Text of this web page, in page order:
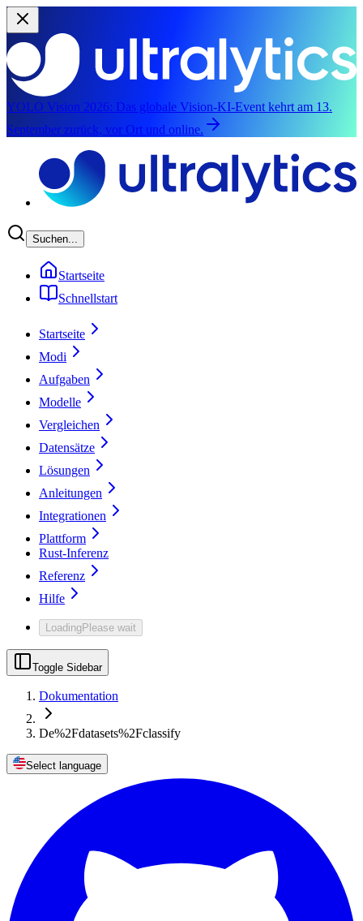
YOLO Vision 2026: Das globale Vision-KI-Event kehrt am 13.
September zurück, vor Ort und online.
Suchen...
Startseite
Schnellstart
Startseite
Modi
Aufgaben
Modelle
Vergleichen
Datensätze
Lösungen
Anleitungen
Integrationen
Plattform
Rust-Inferenz
Referenz
Hilfe
LoadingPlease wait
Toggle Sidebar
Dokumentation
De%2Fdatasets%2Fclassify
Select language